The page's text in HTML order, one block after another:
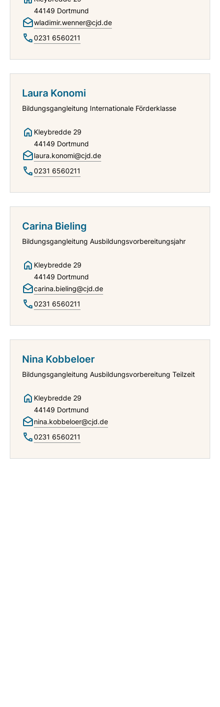
44149 Dortmund
wladimir.wenner@cjd.de
0231 6560211
Laura Konomi
Bildungsgangleitung Internationale Förderklasse
Kleybredde 29
44149 Dortmund
laura.konomi@cjd.de
0231 6560211
Carina Bieling
Bildungsgangleitung Ausbildungsvorbereitungsjahr
Kleybredde 29
44149 Dortmund
carina.bieling@cjd.de
0231 6560211
Nina Kobbeloer
Bildungsgangleitung Ausbildungsvorbereitung Teilzeit
Kleybredde 29
44149 Dortmund
nina.kobbeloer@cjd.de
0231 6560211